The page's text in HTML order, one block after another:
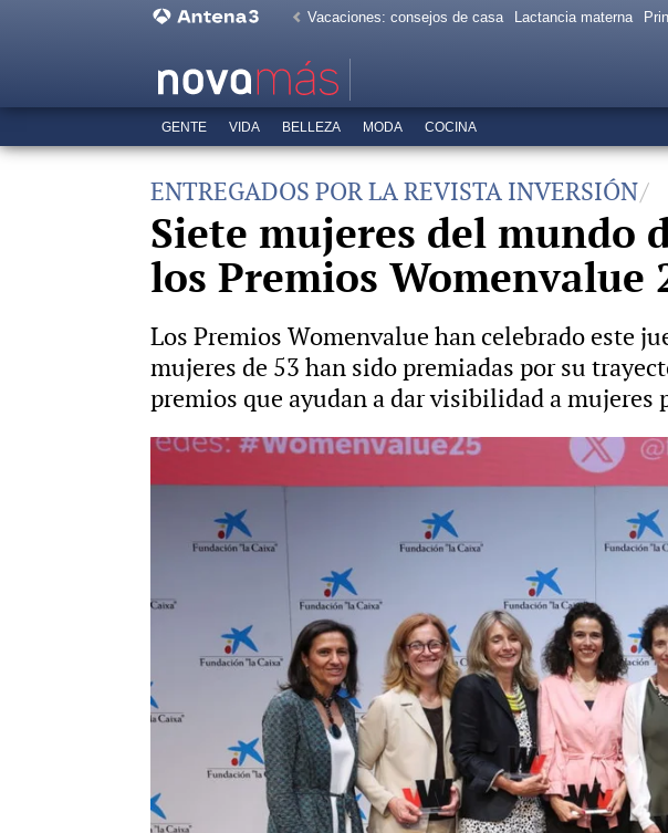
Vacaciones: consejos de casa Lactancia materna
GENTE VIDA BELLEZA MODA COCINA
ENTREGADOS POR LA REVISTA INVERSIÓN
Siete mujeres del mundo
los Premios Womenvalue
Los Premios Womenvalue han celebrado este
mujeres de 53 han sido premiadas por su
premios que ayudan a dar visibilidad a